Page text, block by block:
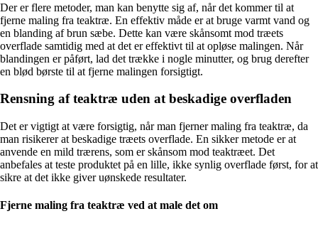
Der er flere metoder, man kan benytte sig af, når det kommer til at
fjerne maling fra teaktræ. En effektiv måde er at bruge varmt vand og
en blanding af brun sæbe. Dette kan være skånsomt mod træets
overflade samtidig med at det er effektivt til at opløse malingen. Når
blandingen er påført, lad det trække i nogle minutter, og brug derefter
en blød børste til at fjerne malingen forsigtigt.
Rensning af teaktræ uden at beskadige overfladen
Det er vigtigt at være forsigtig, når man fjerner maling fra teaktræ, da
man risikerer at beskadige træets overflade. En sikker metode er at
anvende en mild trærens, som er skånsom mod teaktræet. Det
anbefales at teste produktet på en lille, ikke synlig overflade først, for at
sikre at det ikke giver uønskede resultater.
Fjerne maling fra teaktræ ved at male det om